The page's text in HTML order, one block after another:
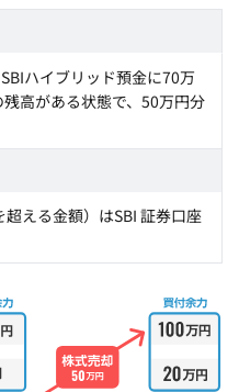
ハイブリッド預金に70万
高がある状態で、50万円分
える金額）はSBI 証券口座